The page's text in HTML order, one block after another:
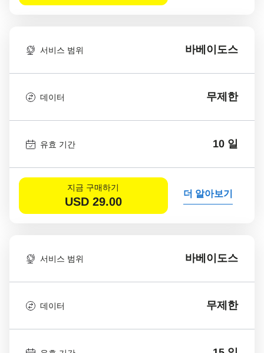
서비스 범위 바베이도스
데이터 무제한
유효 기간 10 일
지금 구매하기
USD 29.00
더 알아보기
서비스 범위 바베이도스
데이터 무제한